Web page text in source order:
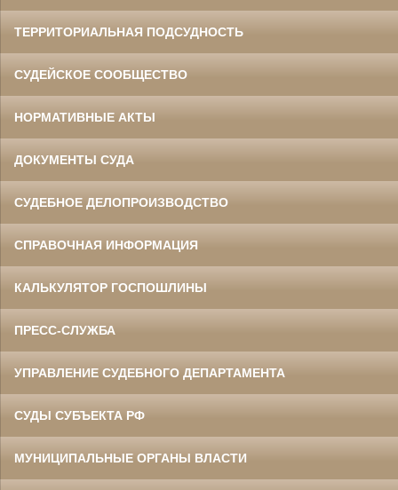
ТЕРРИТОРИАЛЬНАЯ ПОДСУДНОСТЬ
СУДЕЙСКОЕ СООБЩЕСТВО
НОРМАТИВНЫЕ АКТЫ
ДОКУМЕНТЫ СУДА
СУДЕБНОЕ ДЕЛОПРОИЗВОДСТВО
СПРАВОЧНАЯ ИНФОРМАЦИЯ
КАЛЬКУЛЯТОР ГОСПОШЛИНЫ
ПРЕСС-СЛУЖБА
УПРАВЛЕНИЕ СУДЕБНОГО ДЕПАРТАМЕНТА
СУДЫ СУБЪЕКТА РФ
МУНИЦИПАЛЬНЫЕ ОРГАНЫ ВЛАСТИ